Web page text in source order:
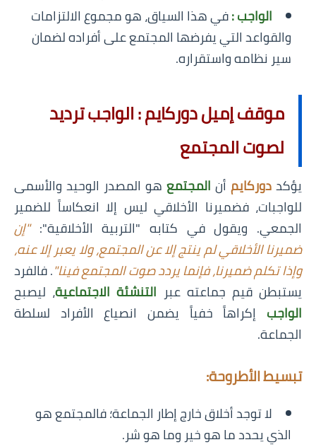
الواجب :في هذا السياق، هو مجموع الالتزامات
والقواعد التي يفرضها المجتمع على أفراده لضمان
سير نظامه واستقراره.
موقف إميل دوركايم : الواجب ترديد
لصوت المجتمع
يؤكددوركايمأنالمجتمعهو المصدر الوحيد والأسمى
للواجبات، فضميرنا الأخلاقي ليس إلا انعكاساً للضمير
الجمعي. ويقول في كتابه "التربية الأخلاقية":"إن
ضميرنا الأخلاقي لم ينتج إلا عن المجتمع، ولا يعبر إلا عنه،
وإذا تكلم ضميرنا، فإنما يردد صوت المجتمع فينا". فالفرد
يستبطن قيم جماعته عبرالتنشئة الاجتماعية، ليصبح
الواجبإكراهاً خفياً يضمن انصياع الأفراد لسلطة
الجماعة.
تبسيط الأطروحة:
لا توجد أخلاق خارج إطار الجماعة؛ فالمجتمع هو
الذي يحدد ما هو خير وما هو شر.